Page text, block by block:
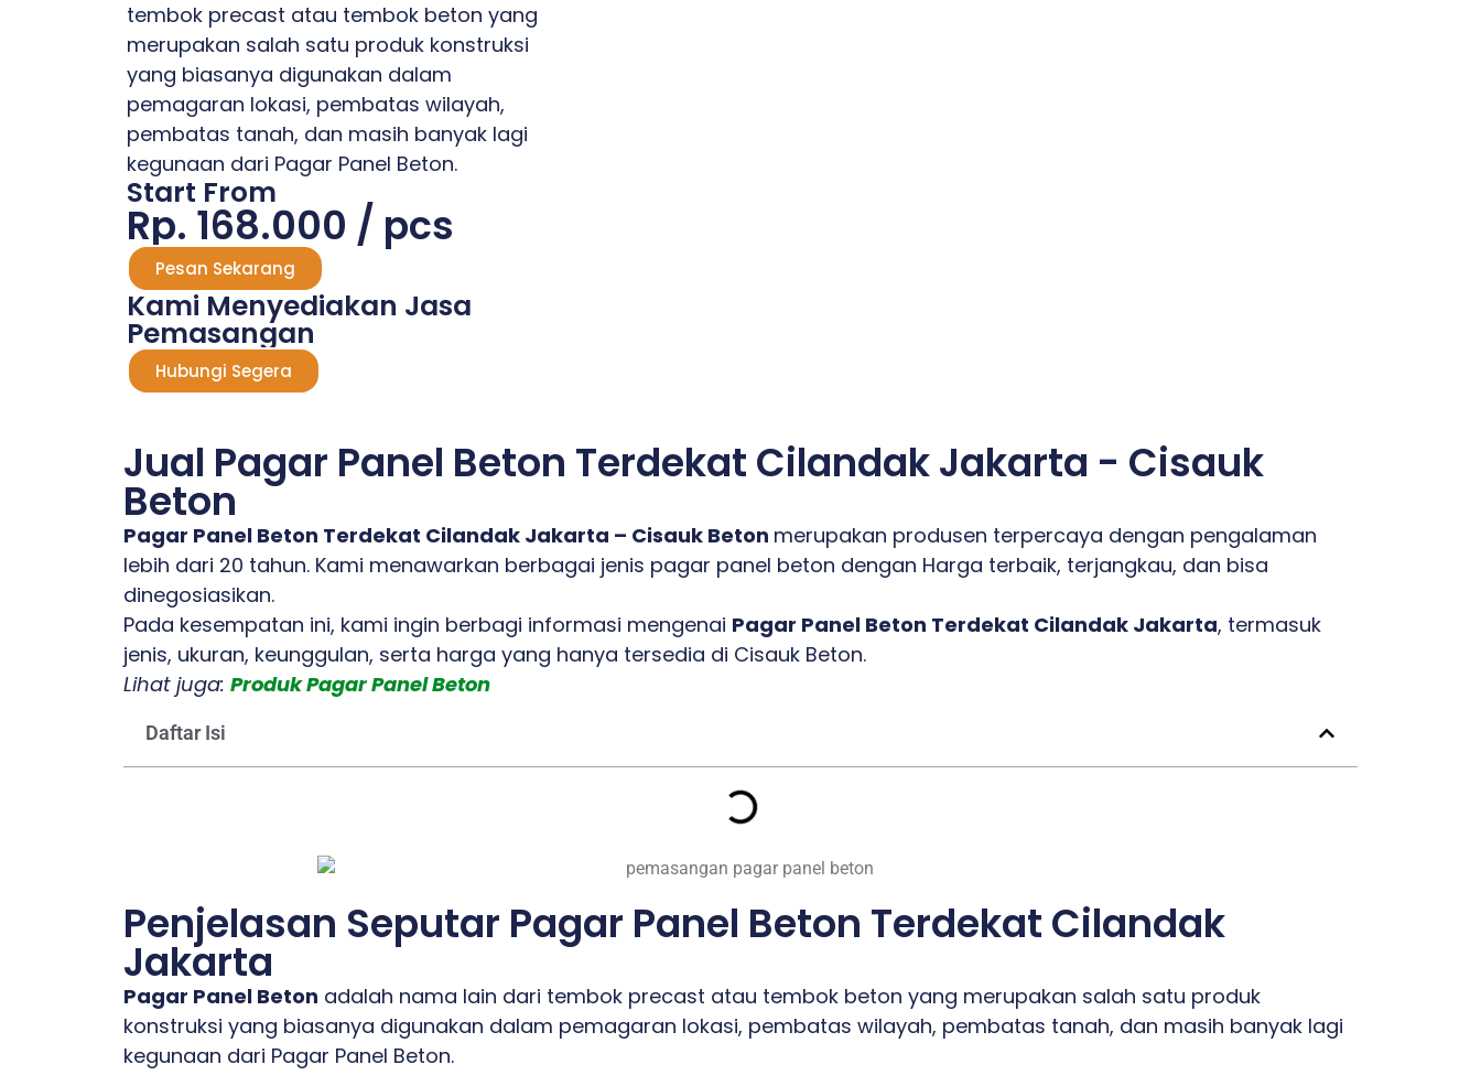
tembok precast atau tembok beton yang
merupakan salah satu produk konstruksi
yang biasanya digunakan dalam
pemagaran lokasi, pembatas wilayah,
pembatas tanah, dan masih banyak lagi
kegunaan dari Pagar Panel Beton.
Start From
Rp. 168.000 / pcs
Pesan Sekarang
Kami Menyediakan Jasa
Pemasangan
Hubungi Segera
Jual Pagar Panel Beton Terdekat Cilandak Jakarta - Cisauk
Beton
Pagar Panel Beton Terdekat Cilandak Jakarta – Cisauk Beton merupakan produsen terpercaya dengan pengalaman
lebih dari 20 tahun. Kami menawarkan berbagai jenis pagar panel beton dengan Harga terbaik, terjangkau, dan bisa
dinegosiasikan.
Pada kesempatan ini, kami ingin berbagi informasi mengenai Pagar Panel Beton Terdekat Cilandak Jakarta, termasuk
jenis, ukuran, keunggulan, serta harga yang hanya tersedia di Cisauk Beton.
Lihat juga: Produk Pagar Panel Beton
Daftar Isi
Penjelasan Seputar Pagar Panel Beton Terdekat Cilandak
Jakarta
Pagar Panel Beton adalah nama lain dari tembok precast atau tembok beton yang merupakan salah satu produk
konstruksi yang biasanya digunakan dalam pemagaran lokasi, pembatas wilayah, pembatas tanah, dan masih banyak lagi
kegunaan dari Pagar Panel Beton.